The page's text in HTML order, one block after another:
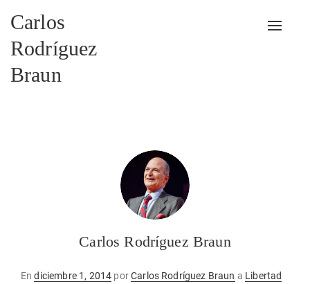
Carlos
Rodríguez
Braun
Carlos Rodríguez Braun
EnPublicado
diciembre 1, 2014 porCarlos Rodríguez Braun a Libertad